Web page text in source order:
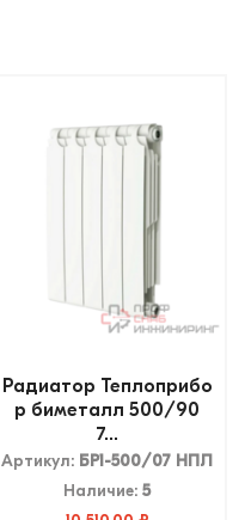
Радиатор Теплоприбо
р биметалл 500/90
7...
Артикул: БР1-500/07 НПЛ
Наличие: 5